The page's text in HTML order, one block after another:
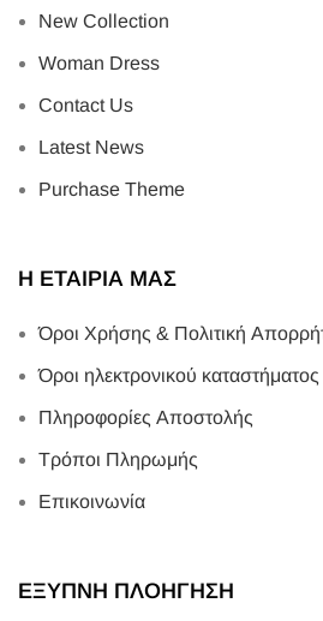
New Collection
Woman Dress
Contact Us
Latest News
Purchase Theme
Η ΕΤΑΙΡΙΑ ΜΑΣ
Όροι Χρήσης & Πολιτική
Όροι ηλεκτρονικού καταστήματος
Πληροφορίες Αποστολής
Τρόποι Πληρωμής
Επικοινωνία
ΕΞΥΠΝΗ ΠΛΟΗΓΗΣΗ